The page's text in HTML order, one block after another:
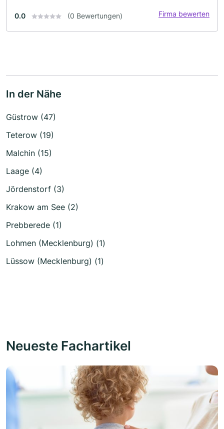
0.0 (0 Bewertungen) Firma bewerten
In der Nähe
Güstrow (47)
Teterow (19)
Malchin (15)
Laage (4)
Jördenstorf (3)
Krakow am See (2)
Prebberede (1)
Lohmen (Mecklenburg) (1)
Lüssow (Mecklenburg) (1)
Neueste Fachartikel